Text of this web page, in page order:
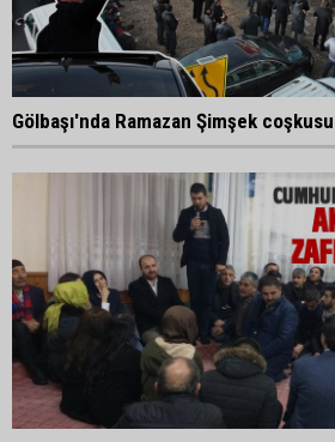
Gölbaşı'nda Ramazan Şimşek coşkusu